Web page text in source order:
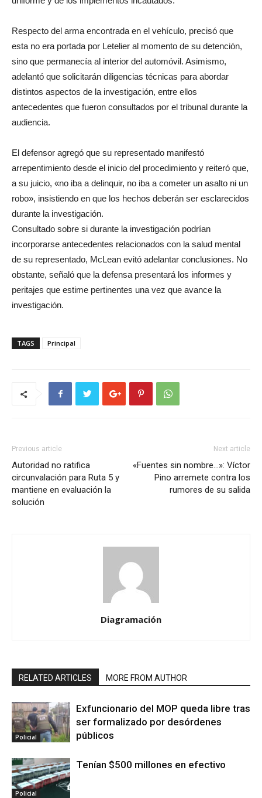
Respecto del arma encontrada en el vehículo, precisó que
esta no era portada por Letelier al momento de su detención,
sino que permanecía al interior del automóvil. Asimismo,
adelantó que solicitarán diligencias técnicas para abordar
distintos aspectos de la investigación, entre ellos
antecedentes que fueron consultados por el tribunal durante la
audiencia.
El defensor agregó que su representado manifestó
arrepentimiento desde el inicio del procedimiento y reiteró que,
a su juicio, «no iba a delinquir, no iba a cometer un asalto ni un
robo», insistiendo en que los hechos deberán ser esclarecidos
durante la investigación.
Consultado sobre si durante la investigación podrían
incorporarse antecedentes relacionados con la salud mental
de su representado, McLean evitó adelantar conclusiones. No
obstante, señaló que la defensa presentará los informes y
peritajes que estime pertinentes una vez que avance la
investigación.
TAGS Principal
Previous article
Autoridad no ratifica
circunvalación para Ruta 5 y
mantiene en evaluación la
solución
Next article
«Fuentes sin nombre…»: Víctor
Pino arremete contra los
rumores de su salida
Diagramación
RELATED ARTICLES MORE FROM AUTHOR
Policial
Exfuncionario del MOP queda libre tras
ser formalizado por desórdenes
públicos
Policial
Tenían $500 millones en efectivo